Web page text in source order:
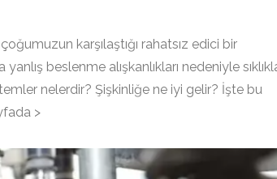
karşılaştığı rahatsız edici bir
beslenme alışkanlıkları nedeniyle
nelerdir? Şişkinliğe ne iyi gelir? İşte bu
>